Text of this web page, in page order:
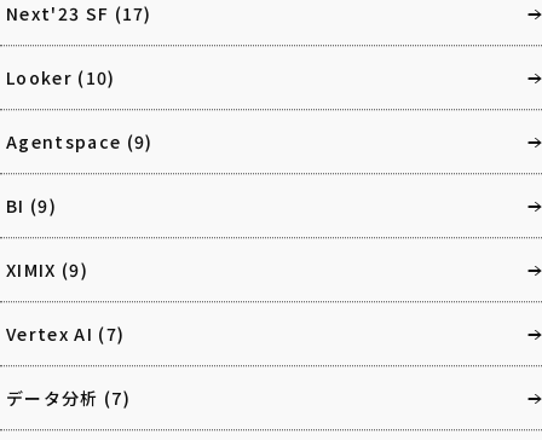
Next'23 SF (17)
Looker (10)
Agentspace (9)
BI (9)
XIMIX (9)
Vertex AI (7)
データ分析 (7)